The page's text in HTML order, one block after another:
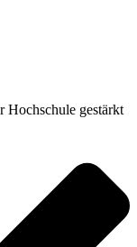
Hochschule gestärkt